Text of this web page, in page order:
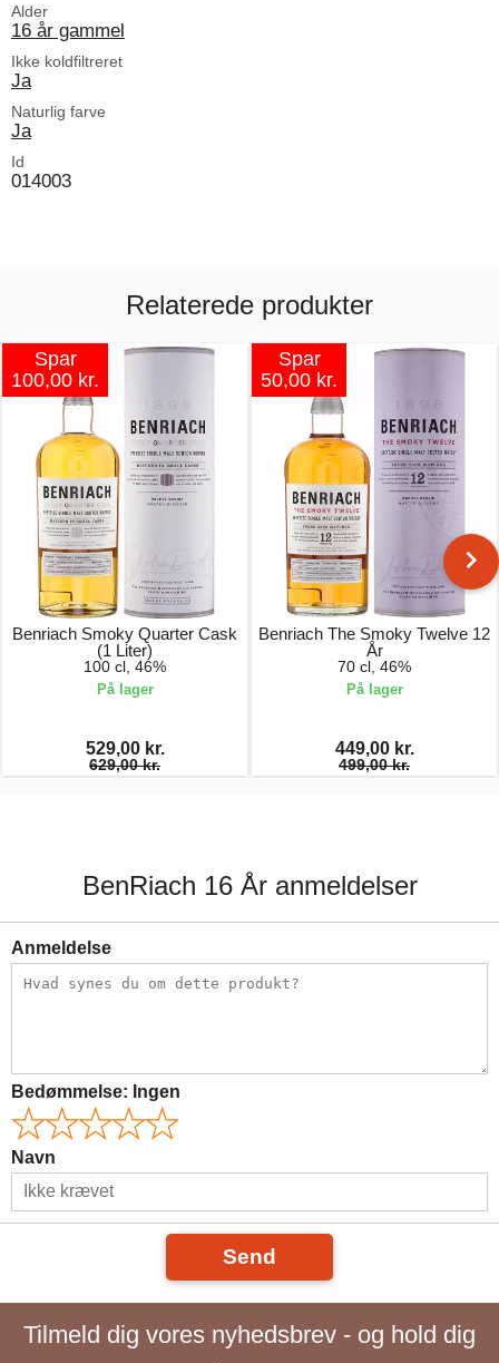
Alder
16 år gammel
Ikke koldfiltreret
Ja
Naturlig farve
Ja
Id
014003
Relaterede produkter
Spar
100,00 kr.
Benriach Smoky Quarter Cask
(1 Liter)
100 cl, 46%
På lager
529,00 kr.
629,00 kr.
Spar
50,00 kr.
Benriach The Smoky Twelve 12
År
70 cl, 46%
På lager
449,00 kr.
499,00 kr.
BenRiach 16 År anmeldelser
Anmeldelse
Bedømmelse: Ingen
Navn
Send
Tilmeld dig vores nyhedsbrev - og hold dig